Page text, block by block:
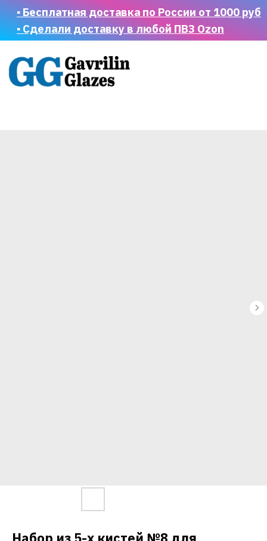
▪ Бесплатная доставка по России от 1000 руб
▪ Сделали доставку в любой ПВЗ Ozon